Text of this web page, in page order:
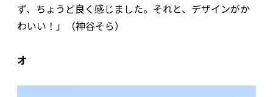
ず、ちょうど良く感じました。それと、デザインがか
わいい！」（神谷そら）
オ